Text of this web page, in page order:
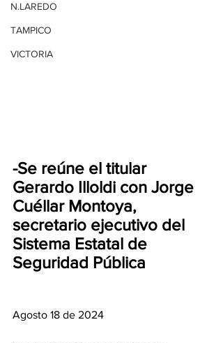
N.LAREDO
TAMPICO
VICTORIA
-Se reúne el titular
Gerardo Illoldi con Jorge
Cuéllar Montoya,
secretario ejecutivo del
Sistema Estatal de
Seguridad Pública
Agosto 18 de 2024